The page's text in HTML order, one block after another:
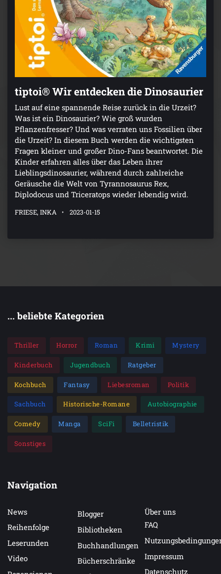
tiptoi® Wir entdecken die Dinosaurier
Lust auf eine spannende Reise zurück in die Urzeit?
Was ist ein Dinosaurier? Wie groß wurden
Pflanzenfresser? Und was verraten uns Fossilien über
die Urzeit? In diesem Buch werden die wichtigsten
Fragen kleiner und großer Dino-Fans beantwortet. Die
Kinder erfahren alles über das Leben ihrer
Lieblingsdinosaurier, während durch zahlreiche
Geräusche die Welt von Tyrannosaurus Rex,
Diplodocus und Triceratops wieder lebendig wird.
FRIESE, INKA 2023-01-15
... beliebte Kategorien
Thriller Horror Roman Krimi Mystery
Kinderbuch Jugendbuch Ratgeber
Kochbuch Fantasy Liebesroman Politik
Sachbuch Historische-Romane Autobiographie
Comedy Manga SciFi Belletristik
Sonstiges
Navigation
News
Reihenfolge
Leserunden
Video
Blogger
Bibliotheken
Buchhandlungen
Bücherschränke
Über uns
FAQ
Impressum
Datenschutz